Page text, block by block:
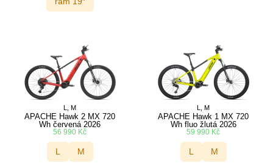
L, M
APACHE Hawk 2 MX 720
Wh červená 2026
56 990 Kč
L M
L, M
APACHE Hawk 1 MX 720
Wh fluo žlutá 2026
59 990 Kč
L M